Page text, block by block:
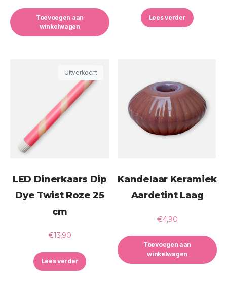
Toevoegen aan
winkelwagen
Lees verder
Uitverkocht
LED Dinerkaars Dip
Dye Twist Roze 25
cm
€13,90
Lees verder
Kandelaar Keramiek
Aardetint Laag
€4,90
Toevoegen aan
winkelwagen